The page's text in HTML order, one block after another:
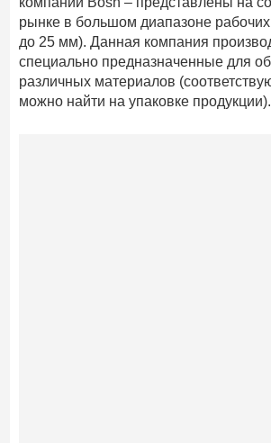
рынке в большом диапазоне
до 25 мм). Данная компания
специально предназначенные для
различных материалов
можно найти на упаковке продукции).